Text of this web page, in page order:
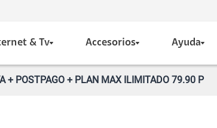
& Tv Accesorios Ayuda
+ POSTPAGO + PLAN MAX ILIMITADO 79.90 P